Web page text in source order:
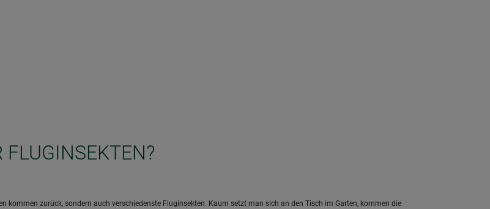
FLUGINSEKTEN?
kommen zurück, sondern auch verschiedenste Fluginsekten. Kaum setzt man sich an den Tisch im Garten, kommen die